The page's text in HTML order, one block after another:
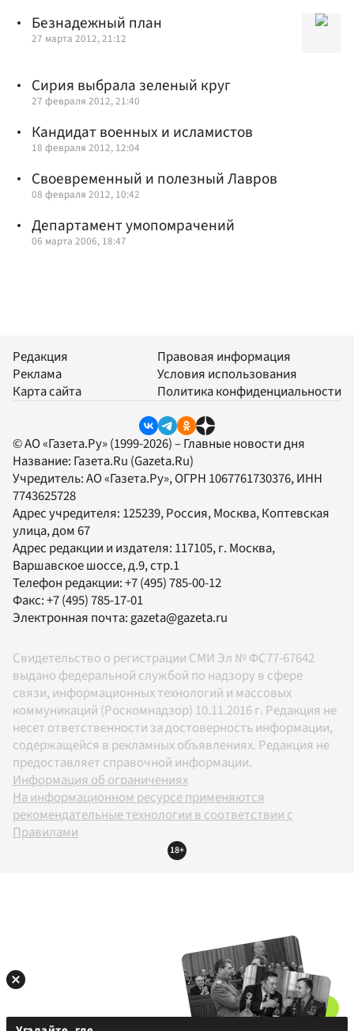
Безнадежный план
27 марта 2012, 21:12
Сирия выбрала зеленый круг
27 февраля 2012, 21:40
Кандидат военных и исламистов
18 февраля 2012, 12:04
Своевременный и полезный Лавров
08 февраля 2012, 10:42
Департамент умопомрачений
06 марта 2006, 18:47
Редакция
Реклама
Карта сайта
Правовая информация
Условия использования
Политика конфиденциальности
© АО «Газета.Ру» (1999-2026) – Главные новости дня
Название: Газета.Ru (Gazeta.Ru)
Учредитель:АО «Газета.Ру», ОГРН 1067761730376, ИНН
7743625728
Адрес учредителя: 125239, Россия, Москва, Коптевская
улица, дом 67
Адрес редакции и издателя: 117105, г. Москва,
Варшавское шоссе, д.9, стр.1
Телефон редакции:+7 (495) 785-00-12
Факс:+7 (495) 785-17-01
Электронная почта:gazeta@gazeta.ru
Свидетельство о регистрации СМИ Эл № ФС77-67642
выдано федеральной службой по надзору в сфере
связи, информационных технологий и массовых
коммуникаций (Роскомнадзор) 10.11.2016 г. Редакция не
несет ответственности за достоверность информации,
содержащейся в рекламных объявлениях. Редакция не
предоставляет справочной информации.
Информация об ограничениях
На информационном ресурсе применяются
рекомендательные технологии в соответствии с
Правилами
18+